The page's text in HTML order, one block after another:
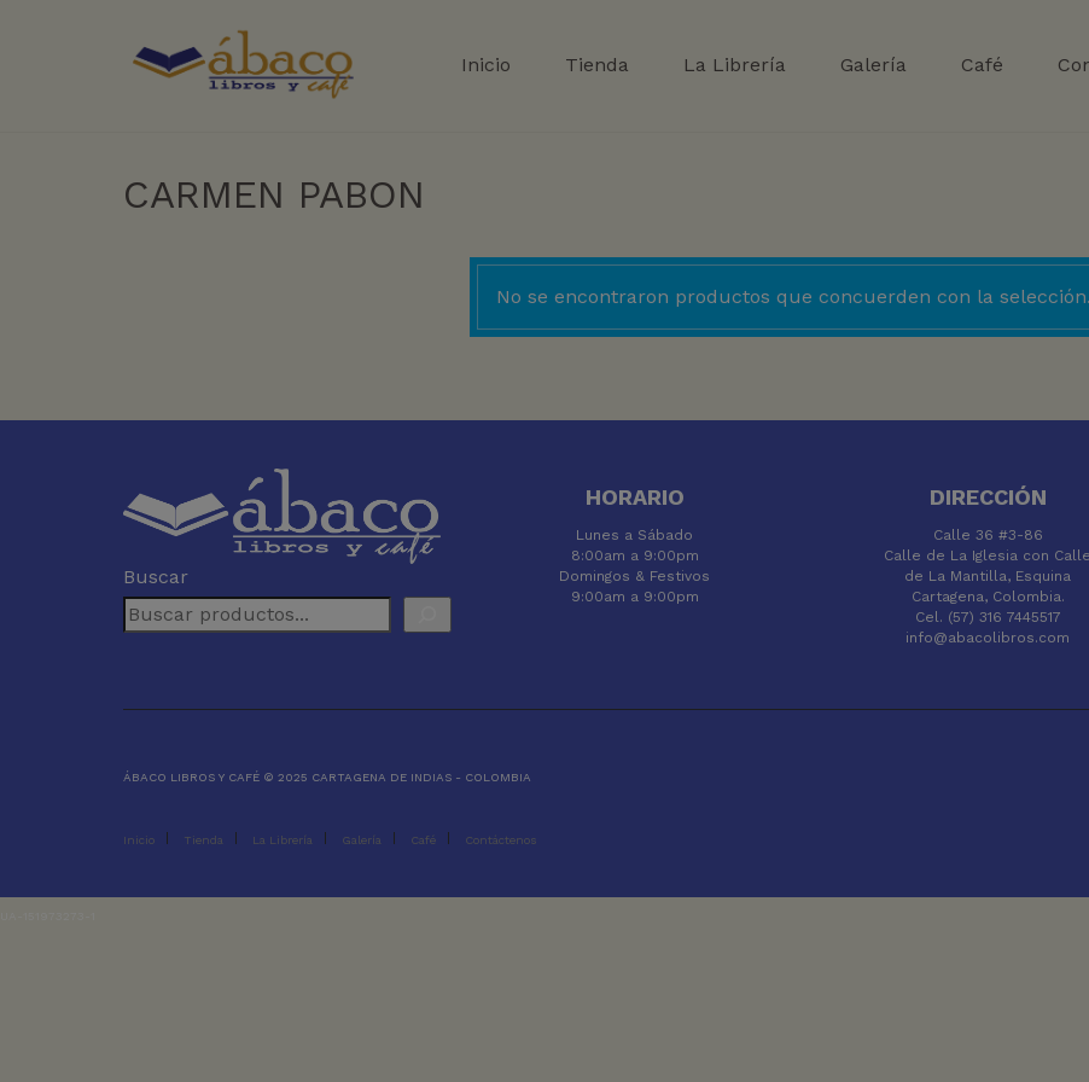
Inicio Tienda La Librería Galería Café
CARMEN PABON
No se encontraron productos que concuerden con la selección.
Buscar
HORARIO
Lunes a Sábado
8:00am a 9:00pm
Domingos & Festivos
9:00am a 9:00pm
DIRECCIÓN
Calle 36 #3-86
Calle de La Iglesia con Calle
de La Mantilla, Esquina
Cartagena, Colombia.
Cel. (57) 316 7445517
info@abacolibros.com
ÁBACO LIBROS Y CAFÉ © 2025 CARTAGENA DE INDIAS - COLOMBIA
Inicio Tienda La Librería Galería Café Contáctenos